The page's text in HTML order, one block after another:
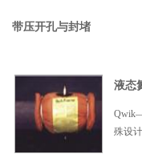
带压开孔与封堵
液态
殊设